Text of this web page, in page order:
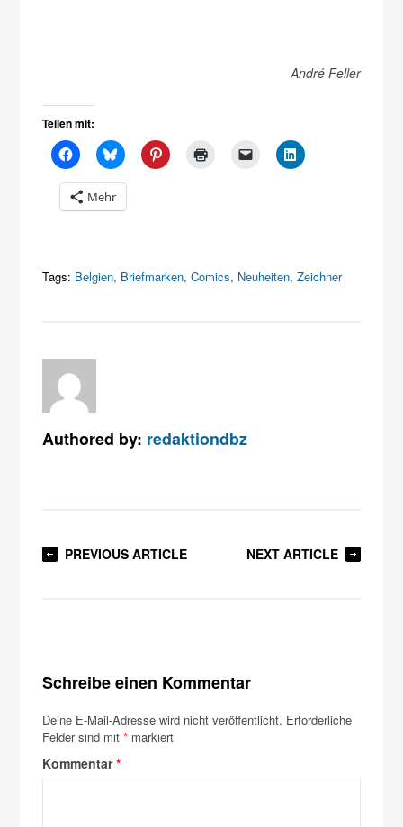
André Feller
Teilen mit:
Mehr
Tags: Belgien, Briefmarken,Comics, Neuheiten,Zeichner
Authored by: redaktiondbz
PREVIOUS ARTICLE NEXT ARTICLE
Schreibe einen Kommentar
Deine E-Mail-Adresse wird nicht veröffentlicht. Erforderliche
Felder sind mit* markiert
Kommentar*